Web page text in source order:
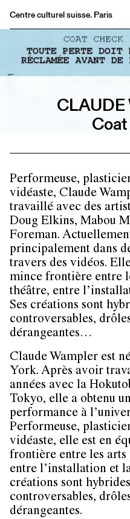
Centre culturel suisse. Paris
Bookshop
Buvette
About
FR/EN
Performeuse,
vidéaste, Claude
travaillé avec des
Doug Elkins, Mabou
Foreman.
principalement dans
travers des vidéos.
mince frontière entre
théâtre, entre
Ses créations sont
controversables,
dérangeantes…
Claude Wampler est
York. Après avoir
années avec la
Tokyo, elle a obtenu
performance à
Performeuse,
vidéaste, elle est en
frontière entre les arts
entre l’installation et
créations sont
controversables,
dérangeantes.